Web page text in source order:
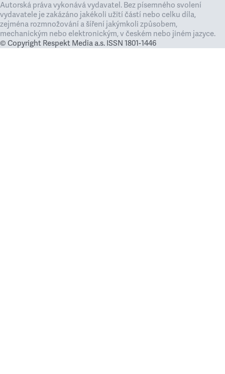
Autorská práva vykonává vydavatel. Bez písemného svolení
vydavatele je zakázáno jakékoli užití částí nebo celku díla,
zejména rozmnožování a šíření jakýmkoli způsobem,
mechanickým nebo elektronickým, v českém nebo jiném jazyce.
© Copyright Respekt Media a.s. ISSN 1801-1446